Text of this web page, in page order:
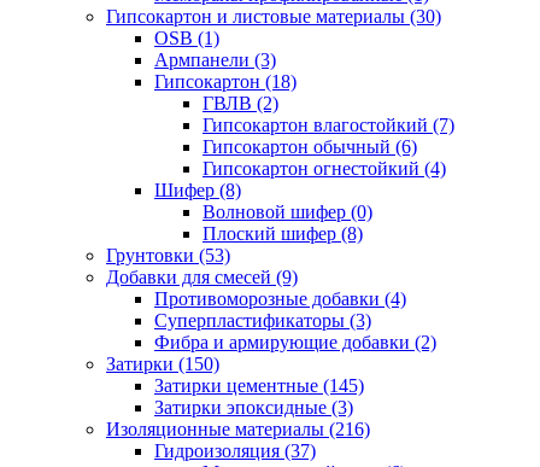
Гипсокартон и листовые материалы (30)
OSB (1)
Армпанели (3)
Гипсокартон (18)
ГВЛВ (2)
Гипсокартон влагостойкий (7)
Гипсокартон обычный (6)
Гипсокартон огнестойкий (4)
Шифер (8)
Волновой шифер (0)
Плоский шифер (8)
Грунтовки (53)
Добавки для смесей (9)
Противоморозные добавки (4)
Суперпластификаторы (3)
Фибра и армирующие добавки (2)
Затирки (150)
Затирки цементные (145)
Затирки эпоксидные (3)
Изоляционные материалы (216)
Гидроизоляция (37)